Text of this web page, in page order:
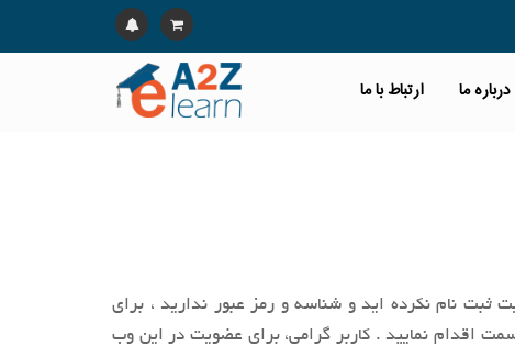
درباره ما ارتباط با ما
ثبت نام نکرده اید و شناسه و رمز عبور ندارید ، برای
اقدام نمایید . کاربر گرامی، براي عضویت در این وب‌